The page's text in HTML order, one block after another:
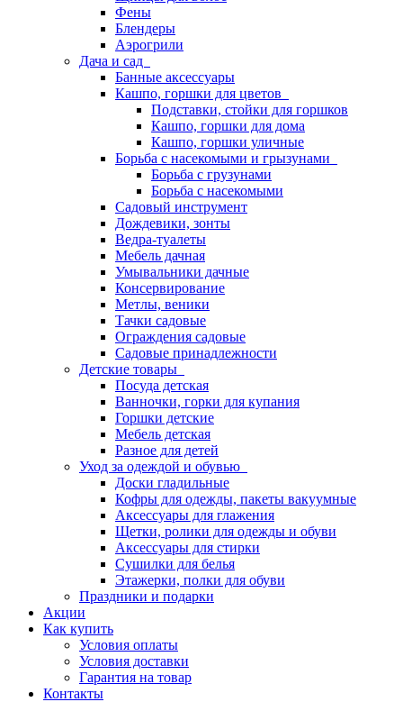
Фены
Блендеры
Аэрогрили
Дача и сад
Банные аксессуары
Кашпо, горшки для цветов
Подставки, стойки для горшков
Кашпо, горшки для дома
Кашпо, горшки уличные
Борьба с насекомыми и грызунами
Борьба с грузунами
Борьба с насекомыми
Садовый инструмент
Дождевики, зонты
Ведра-туалеты
Мебель дачная
Умывальники дачные
Консервирование
Метлы, веники
Тачки садовые
Ограждения садовые
Садовые принадлежности
Детские товары
Посуда детская
Ванночки, горки для купания
Горшки детские
Мебель детская
Разное для детей
Уход за одеждой и обувью
Доски гладильные
Кофры для одежды, пакеты вакуумные
Аксессуары для глажения
Щетки, ролики для одежды и обуви
Аксессуары для стирки
Сушилки для белья
Этажерки, полки для обуви
Праздники и подарки
Акции
Как купить
Условия оплаты
Условия доставки
Гарантия на товар
Контакты